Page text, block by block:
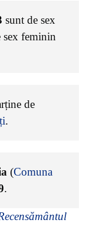
sunt de sex
sex feminin
de
.
(Comuna
.